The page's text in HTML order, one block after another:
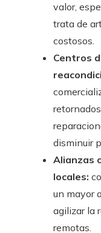
valor,
trata de
costosos.
Centros
disminuir
Alianzas
locales:
un mayor
agilizar la
remotas.